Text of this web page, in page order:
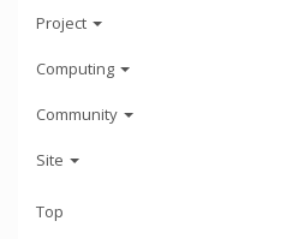
Project
Computing
Community
Site
Top